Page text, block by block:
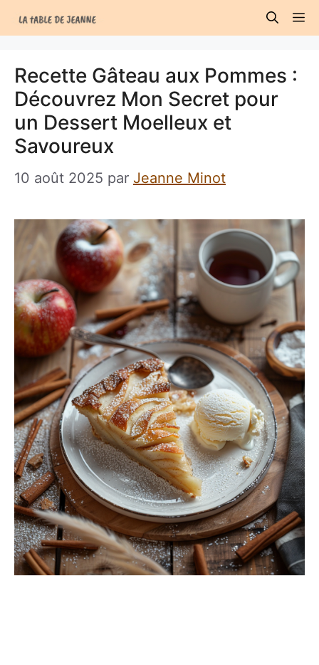
au
Recette Gâteau aux Pommes :
Découvrez Mon Secret pour
un Dessert Moelleux et
Savoureux
10 août 2025 par Jeanne Minot